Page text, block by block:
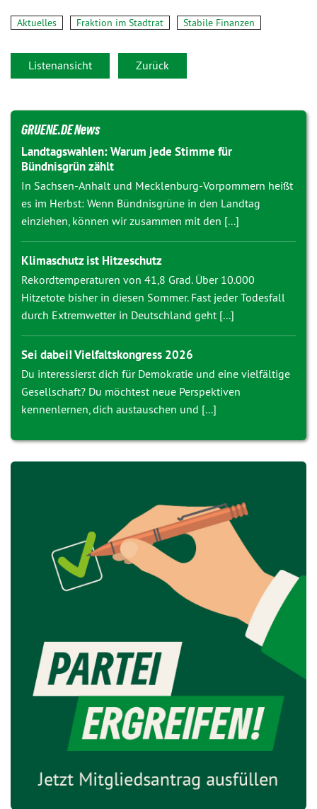
Aktuelles Fraktion im Stadtrat Stabile Finanzen
Listenansicht Zurück
GRUENE.DE News
Landtagswahlen: Warum jede Stimme für
Bündnisgrün zählt
In Sachsen-Anhalt und Mecklenburg-Vorpommern heißt
es im Herbst: Wenn Bündnisgrüne in den Landtag
einziehen, können wir zusammen mit den [...]
Klimaschutz ist Hitzeschutz
Rekordtemperaturen von 41,8 Grad. Über 10.000
Hitzetote bisher in diesen Sommer. Fast jeder Todesfall
durch Extremwetter in Deutschland geht [...]
Sei dabei! Vielfaltskongress 2026
Du interessierst dich für Demokratie und eine vielfältige
Gesellschaft? Du möchtest neue Perspektiven
kennenlernen, dich austauschen und [...]